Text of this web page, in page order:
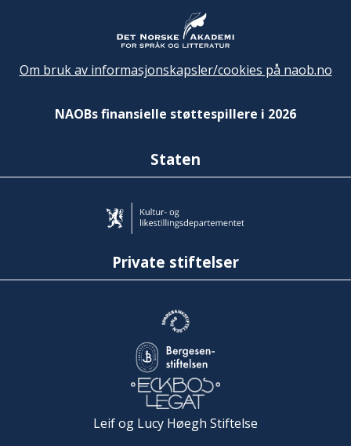
Om bruk av informasjonskapsler/cookies på naob.no
NAOBs finansielle støttespillere i 2026
Staten
Private stiftelser
Leif og Lucy Høegh Stiftelse